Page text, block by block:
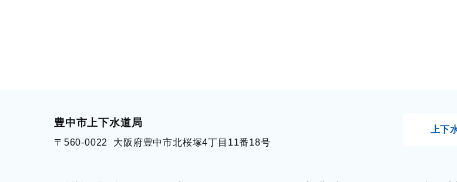
豊中市上下水道局
〒560-0022 大阪府豊中市北桜塚4丁目11番18号
上下